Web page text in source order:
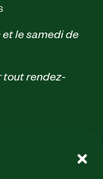
et le samedi de
rendez-